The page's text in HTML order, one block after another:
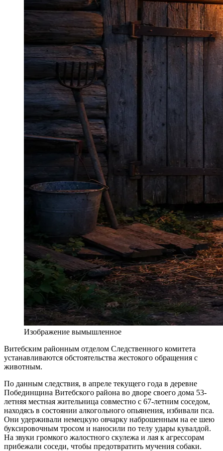
Изображение вымышленное
Витебским районным отделом Следственного комитета
устанавливаются обстоятельства жестокого обращения с
животным.
По данным следствия, в апреле текущего года в деревне
Побединщина Витебского района во дворе своего дома 53-
летняя местная жительница совместно с 67-летним соседом,
находясь в состоянии алкогольного опьянения, избивали пса.
Они удерживали немецкую овчарку наброшенным на ее шею
буксировочным тросом и наносили по телу удары кувалдой.
На звуки громкого жалостного скулежа и лая к агрессорам
прибежали соседи, чтобы предотвратить мучения собаки.